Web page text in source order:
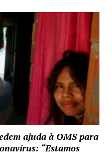
ajuda à OMS para
“Estamos